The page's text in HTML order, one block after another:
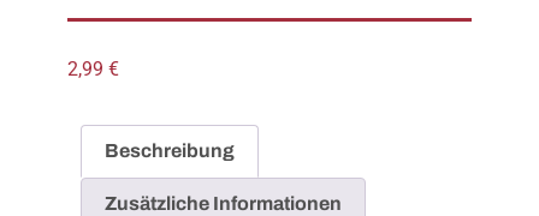
2,99 €
Beschreibung
Zusätzliche Informationen